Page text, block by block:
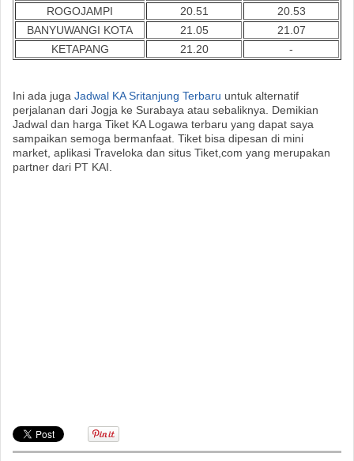
ROGOJAMPI
20.51
20.53
BANYUWANGI KOTA
21.05
21.07
KETAPANG
21.20 -
Ini ada juga Jadwal KA Sritanjung Terbaru untuk alternatif
perjalanan dari Jogja ke Surabaya atau sebaliknya. Demikian
Jadwal dan harga Tiket KA Logawa terbaru yang dapat saya
sampaikan semoga bermanfaat. Tiket bisa dipesan di mini
market, aplikasi Traveloka dan situs Tiket,com yang merupakan
partner dari PT KAI.